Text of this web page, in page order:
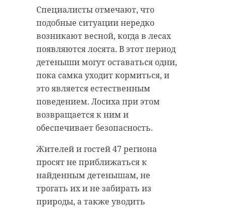
Специалисты отмечают, что
подобные ситуации нередко
возникают весной, когда в лесах
появляются лосята. В этот период
детеныши могут оставаться одни,
пока самка уходит кормиться, и
это является естественным
поведением. Лосиха при этом
возвращается к ним и
обеспечивает безопасность.
Жителей и гостей 47 региона
просят не приближаться к
найденным детенышам, не
трогать их и не забирать из
природы, а также уводить